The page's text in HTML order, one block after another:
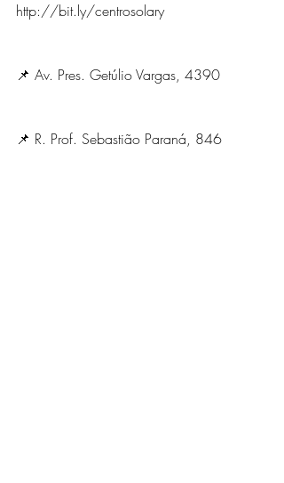
http://bit.ly/centrosolary
📌 Av. Pres. Getúlio Vargas, 4390
📌 R. Prof. Sebastião Paraná, 846